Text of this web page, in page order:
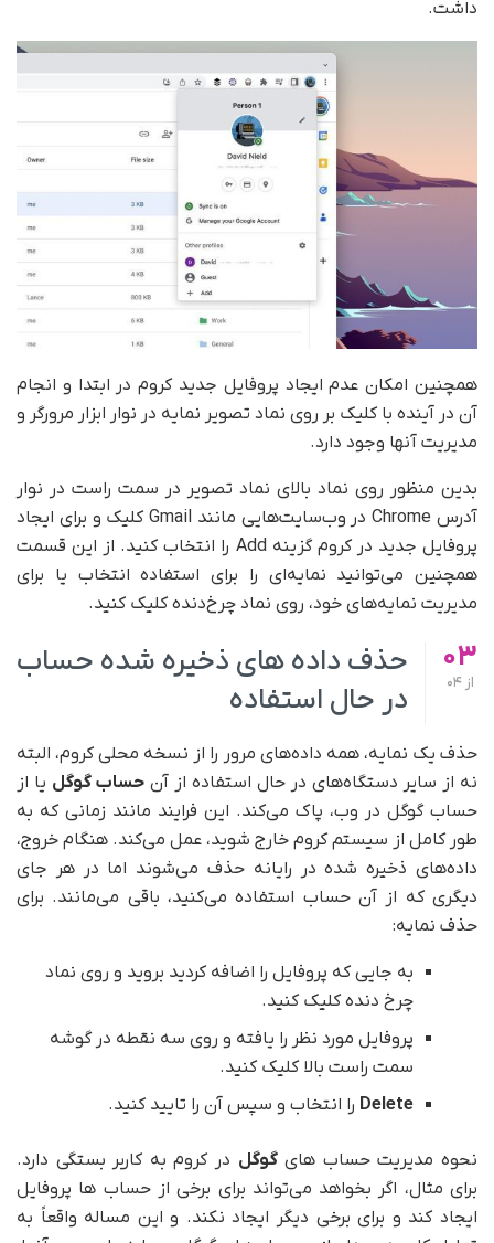
داشت.
همچنین امکان عدم ایجاد پروفایل جدید کروم در ابتدا و انجام
آن در آینده با کلیک بر روی نماد تصویر نمایه در نوار ابزار مرورگر و
مدیریت آنها وجود دارد.
بدین منظور روی نماد بالای نماد تصویر در سمت راست در نوار
آدرس Chrome در وب‌سایت‌هایی مانند Gmail کلیک و برای ایجاد
پروفایل جدید در کروم گزینه Add را انتخاب کنید. از این قسمت
همچنین می‌توانید نمایه‌ای را برای استفاده انتخاب یا برای
مدیریت نمایه‌های خود، روی نماد چرخ‌دنده کلیک کنید.
03
از 04
حذف داده های ذخیره شده حساب
در حال استفاده
حذف یک نمایه، همه داده‌های مرور را از نسخه محلی کروم، البته
نه از سایر دستگاه‌های در حال استفاده از آن حساب گوگل یا از
حساب گوگل در وب، پاک می‌کند. این فرایند مانند زمانی که به
طور کامل از سیستم کروم خارج شوید، عمل می‌کند. هنگام خروج،
داده‌های ذخیره شده در رایانه حذف می‌شوند اما در هر جای
دیگری که از آن حساب استفاده می‌کنید، باقی می‌مانند. برای
حذف نمایه:
به جایی که پروفایل را اضافه کردید بروید و روی نماد
چرخ دنده کلیک کنید.
پروفایل مورد نظر را یافته و روی سه نقطه در گوشه
سمت راست بالا کلیک کنید.
Delete را انتخاب و سپس آن را تایید کنید.
نحوه مدیریت حساب هایگوگل در کروم به کاربر بستگی دارد.
برای مثال، اگر بخواهد می‌تواند برای برخی از حساب ها پروفایل
ایجاد کند و برای برخی دیگر ایجاد نکند. و این مساله واقعاً به